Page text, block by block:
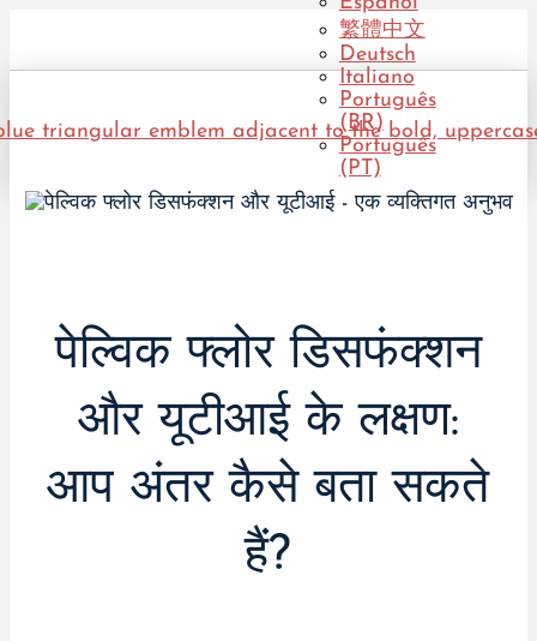
繁體中文
Deutsch
Italiano
Português
(BR)
Português
(PT)
पेल्विक फ्लोर डिसफंक्शन
और यूटीआई के लक्षण:
आप अंतर कैसे बता सकते
हैं?